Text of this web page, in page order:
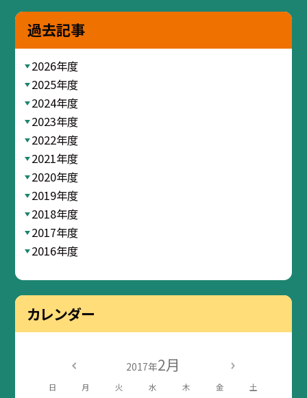
過去記事
2026年度
2025年度
2024年度
2023年度
2022年度
2021年度
2020年度
2019年度
2018年度
2017年度
2016年度
カレンダー
2017年2月
日 月 火 水 木 金 土